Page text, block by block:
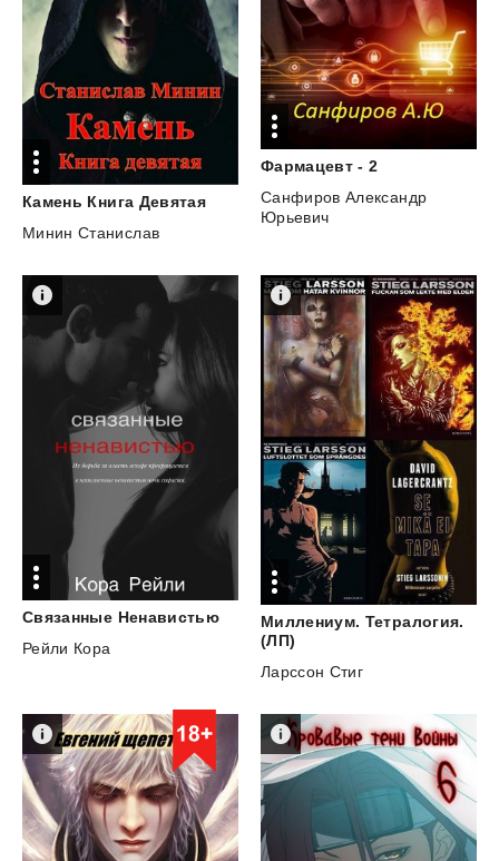
Камень Книга Девятая
Минин Станислав
Фармацевт - 2
Санфиров Александр
Юрьевич
Связанные Ненавистью
Рейли Кора
Миллениум. Тетралогия.
(ЛП)
Ларссон Стиг